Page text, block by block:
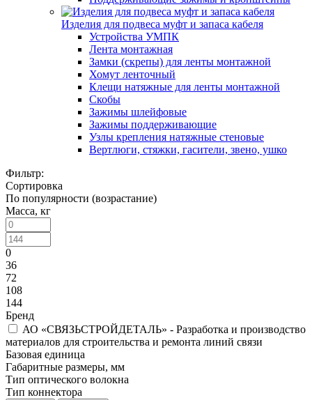
Изделия для подвеса муфт и запаса кабеля
Устройства УМПК
Лента монтажная
Замки (скрепы) для ленты монтажной
Хомут ленточный
Клещи натяжные для ленты монтажной
Скобы
Зажимы шлейфовые
Зажимы поддерживающие
Узлы крепления натяжные стеновые
Вертлюги, стяжки, гасители, звено, ушко
Фильтр:
Сортировка
По популярности (возрастание)
Масса, кг
0
36
72
108
144
Бренд
АО «СВЯЗЬСТРОЙДЕТАЛЬ» - Разработка и производство
материалов для строительства и ремонта линий связи
Базовая единица
Габаритные размеры, мм
Тип оптического волокна
Тип коннектора